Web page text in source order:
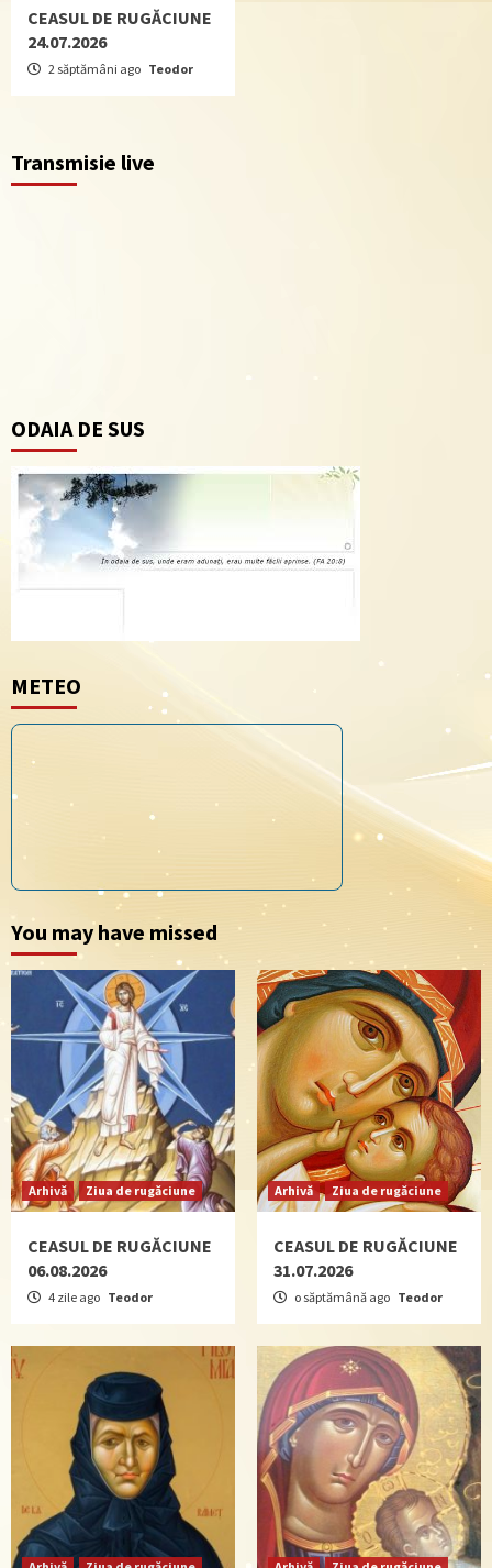
CEASUL DE RUGĂCIUNE
24.07.2026
2 săptămâni ago Teodor
Transmisie live
ODAIA DE SUS
METEO
You may have missed
Arhivă Ziua de rugăciune
CEASUL DE RUGĂCIUNE
06.08.2026
4 zile ago Teodor
Arhivă Ziua de rugăciune
CEASUL DE RUGĂCIUNE
31.07.2026
o săptămână ago Teodor